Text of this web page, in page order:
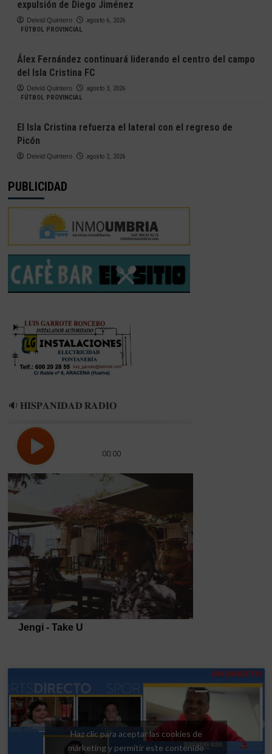
expulsión de Diego Jiménez
Deivid Quintero
agosto 6, 2026
FÚTBOL PROVINCIAL
Álex Fernández continuará liderando el centro del campo
del Isla Cristina FC
Deivid Quintero
agosto 3, 2026
FÚTBOL PROVINCIAL
El Isla Cristina refuerza el lateral con el regreso de
Picón
Deivid Quintero agosto 2, 2026
PUBLICIDAD
🔉 𝐇𝐈𝐒𝐏𝐀𝐍𝐈𝐃𝐀𝐃 𝐑𝐀𝐃𝐈𝐎
Haz clic para aceptar las cookies de
márketing y permitir este contenido